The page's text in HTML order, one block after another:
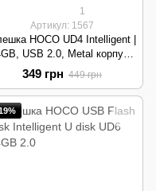
1
Артикул: 1567
HOCO UD4 Intelligent |
USB 2.0, Metal корпус |
Silver
349 грн 449 грн